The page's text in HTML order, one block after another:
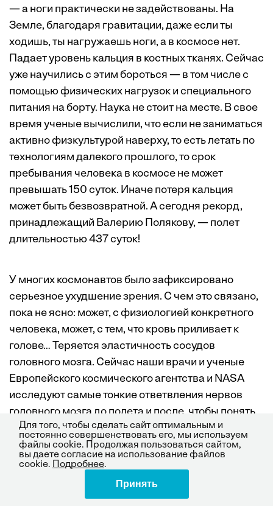
— а ноги практически не задействованы. На
Земле, благодаря гравитации, даже если ты
ходишь, ты нагружаешь ноги, а в космосе нет.
Падает уровень кальция в костных тканях. Сейчас
уже научились с этим бороться — в том числе с
помощью физических нагрузок и специального
питания на борту. Наука не стоит на месте. В свое
время ученые вычислили, что если не заниматься
активно физкультурой наверху, то есть летать по
технологиям далекого прошлого, то срок
пребывания человека в космосе не может
превышать 150 суток. Иначе потеря кальция
может быть безвозвратной. А сегодня рекорд,
принадлежащий Валерию Полякову, — полет
длительностью 437 суток!
У многих космонавтов было зафиксировано
серьезное ухудшение зрения. С чем это связано,
пока не ясно: может, с физиологией конкретного
человека, может, с тем, что кровь приливает к
голове… Теряется эластичность сосудов
головного мозга. Сейчас наши врачи и ученые
Европейского космического агентства и NASA
исследуют самые тонкие ответвления нервов
головного мозга до полета и после, чтобы понять,
как на них влияет невесомость.
Но я вам скажу: у нас есть космонавты, которые
совершали длительные полеты и по пять, и по
шесть раз, — и все они здоровы. В таблице
Для того, чтобы сделать сайт оптимальным и
постоянно совершенствовать его, мы используем
файлы cookie. Продолжая пользоваться сайтом,
вы даете согласие на использование файлов
cookie.
Подробнее.
Принять